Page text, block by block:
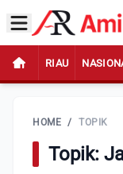
RIAU
HOME / TOPIK
Topik: